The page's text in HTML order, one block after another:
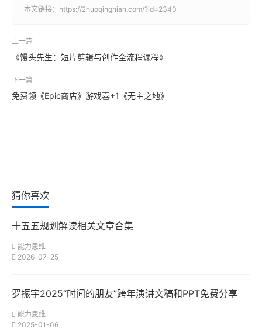
本文链接： https://2huoqingnian.com/?id=2340
上一篇
《馒头先生：短片剪辑与创作全流程课程》
下一篇
免费领《Epic商店》游戏喜+1《无主之地》
猜你喜欢
十五五规划解读相关文章合集
能力思维
2026-07-25
罗振宇2025“时间的朋友”跨年演讲文稿和PPT免费分享
能力思维
2025-01-06